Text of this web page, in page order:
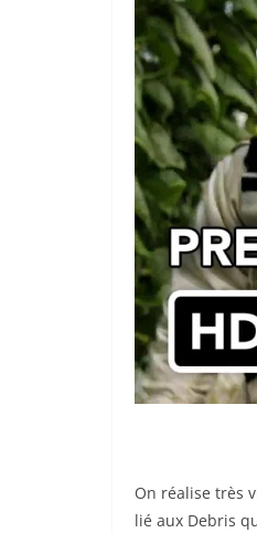
On réalise très
lié aux Debris